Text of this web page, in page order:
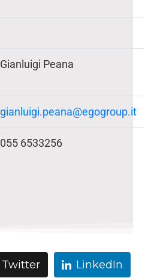
Gianluigi Peana
gianluigi.peana@egogroup.it
055 6533256
Twitter LinkedIn